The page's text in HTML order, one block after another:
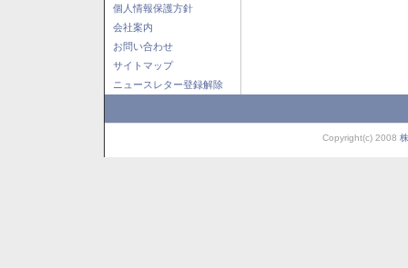
個人情報保護方針
会社案内
お問い合わせ
サイトマップ
ニュースレター登録解除
Copyright(c) 2008